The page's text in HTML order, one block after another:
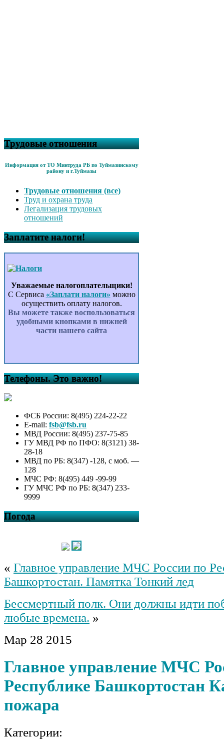
Трудовые отношения
Информация от ТО Минтруда РБ по Туймазинскому
району и г.Туймазы
Трудовые отношения (все)
Труд и охрана труда
Легализация трудовых
отношений
Заплатите налоги!
Уважаемые налогоплательщики!
С Сервиса «Заплати налоги» можно
осуществить оплату налогов.
Вы можете также воспользоваться
удобными кнопками в нижней
части нашего сайта
Телефоны. Это важно!
ФСБ России: 8(495) 224-22-22
E-mail: fsb@fsb.ru
МВД России: 8(495) 237-75-85
ГУ МВД РФ по ПФО: 8(3121) 38-
28-18
МВД по РБ: 8(347) -128, с моб. —
128
МЧС РФ: 8(495) 449 -99-99
ГУ МЧС РФ по РБ: 8(347) 233-
9999
Погода
« Главное управление МЧС России по
Башкортостан. Памятка Тонкий лед
Бессмертный полк. Они должны идти
любые времена. »
Мар 28 2015
Главное управление МЧС
Республике Башкортостан
пожара
Категории: